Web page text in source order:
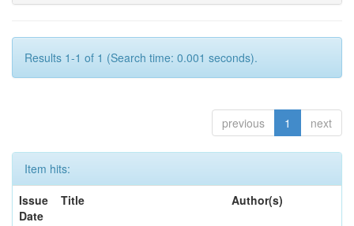
Results 1-1 of 1 (Search time: 0.001 seconds).
previous 1 next
Item hits:
Issue
Date
Title Author(s)